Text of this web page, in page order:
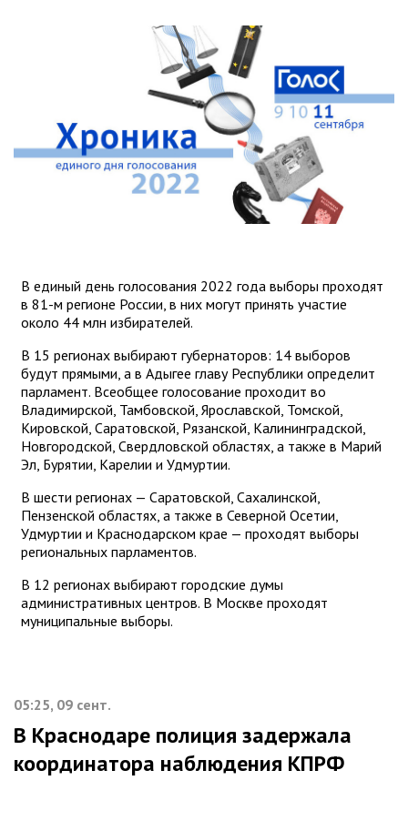
В единый день голосования 2022 года выборы проходят
в 81-м регионе России, в них могут принять участие
около 44 млн избирателей.
В 15 регионах выбирают губернаторов: 14 выборов
будут прямыми, а в Адыгее главу Республики определит
парламент. Всеобщее голосование проходит во
Владимирской, Тамбовской, Ярославской, Томской,
Кировской, Саратовской, Рязанской, Калининградской,
Новгородской, Свердловской областях, а также в Марий
Эл, Бурятии, Карелии и Удмуртии.
В шести регионах — Саратовской, Сахалинской,
Пензенской областях, а также в Северной Осетии,
Удмуртии и Краснодарском крае — проходят выборы
региональных парламентов.
В 12 регионах выбирают городские думы
административных центров. В Москве проходят
муниципальные выборы.
05:25, 09 сент.
В Краснодаре полиция задержала
координатора наблюдения КПРФ